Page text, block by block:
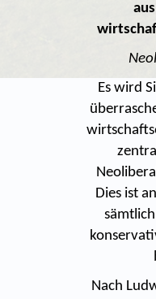
Es wird
Dies ist
Nach